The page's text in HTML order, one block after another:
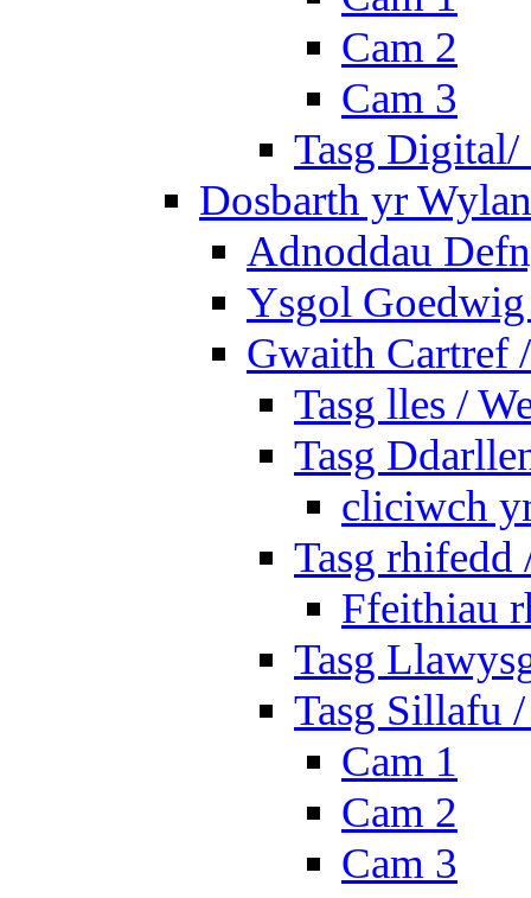
Cam 2
Cam 3
Tasg
Dosbarth yr
Adnoddau
Ysgol
Gwaith Cartref
Tasg lles /
Tasg
cliciwch
Tasg rhifedd
Ffeithiau
Tasg
Tasg Sillafu
Cam 1
Cam 2
Cam 3